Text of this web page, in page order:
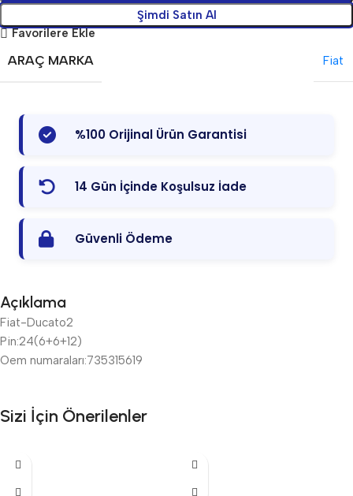
Şimdi Satın Al
Favorilere Ekle
ARAÇ MARKA Fiat
%100 Orijinal Ürün Garantisi
14 Gün İçinde Koşulsuz İade
Güvenli Ödeme
Açıklama
Fiat-Ducato2
Pin:24(6+6+12)
Oem numaraları:735315619
Sizi İçin Önerilenler